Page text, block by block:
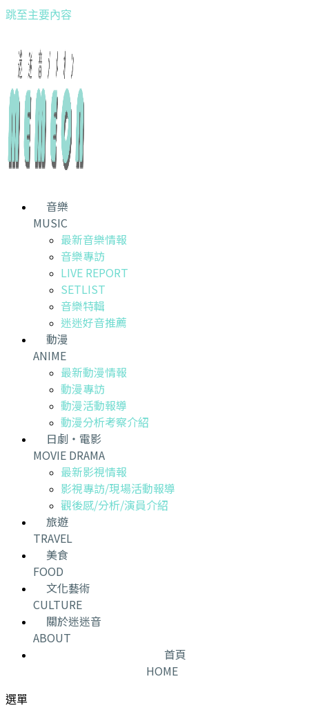
跳至主要內容
音樂
MUSIC
最新音樂情報
音樂專訪
LIVE REPORT
SETLIST
音樂特輯
迷迷好音推薦
動漫
ANIME
最新動漫情報
動漫專訪
動漫活動報導
動漫分析考察介紹
日劇・電影
MOVIE DRAMA
最新影視情報
影視專訪/現場活動報導
觀後感/分析/演員介紹
旅遊
TRAVEL
美食
FOOD
文化藝術
CULTURE
關於迷迷音
ABOUT
首頁
HOME
選單